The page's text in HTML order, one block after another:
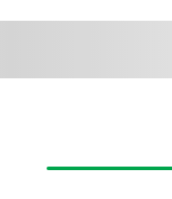
UNSERE EMPFEHLUNG